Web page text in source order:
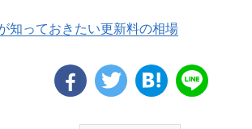
知っておきたい更新料の相場